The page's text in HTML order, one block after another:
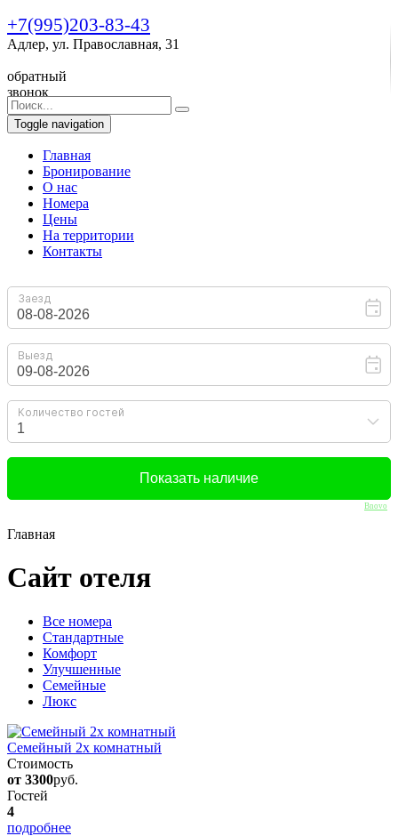
+7(995)203-83-43
Адлер, ул. Православная, 31
обратный
звонок
Toggle navigation
Главная
Бронирование
O нас
Номера
Цены
На территории
Контакты
Bnovo
Главная
Сайт отеля
Вcе номера
Стандартные
Комфорт
Улучшенные
Семейные
Люкс
Семейный 2х комнатный
Стоимость
от 3300руб.
Гостей
4
подробнее